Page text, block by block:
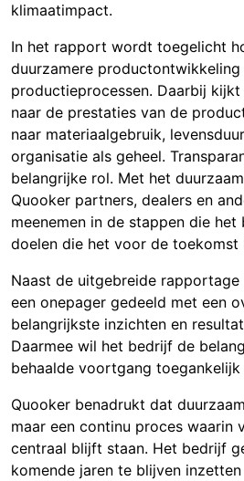
klimaatimpact.
In het rapport wordt toegelicht
duurzamere productontwikkeling
productieprocessen. Daarbij
naar de prestaties van de
naar materiaalgebruik,
organisatie als geheel.
belangrijke rol. Met het
Quooker partners, dealers en
meenemen in de stappen die
doelen die het voor de toekomst
Naast de uitgebreide
een onepager gedeeld met een
belangrijkste inzichten en
Daarmee wil het bedrijf de
behaalde voortgang toegankelijk
Quooker benadrukt dat
maar een continu proces waarin
centraal blijft staan. Het bedrijf
komende jaren te blijven